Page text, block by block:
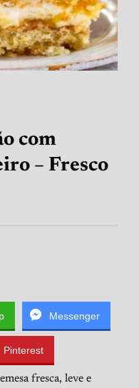
com
– Fresco
Messenger
Pinterest
fresca, leve e